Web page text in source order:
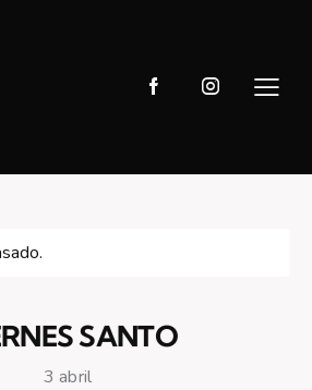
SANTO
3 abril